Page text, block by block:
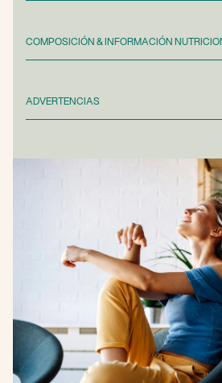
COMPOSICIÓN & INFORMACIÓN
ADVERTENCIAS